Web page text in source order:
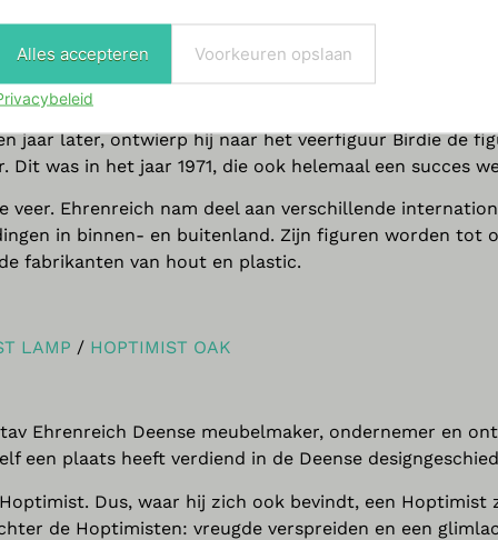
Hoptimisten te bekend geworden om de productie in
onderdeel geworden van de Deense
die hij in 1968 publiceerde in de vorm van
jaar later, ontwierp hij naar het veerfiguur Birdie de
was in het jaar 1971, die ook helemaal een succes
Ehrenreich nam deel aan verschillende
in binnen- en buitenland. Zijn figuren worden tot
fabrikanten van hout en plastic.
LAMP / HOPTIMIST OAK
Ehrenreich Deense meubelmaker, ondernemer en
een plaats heeft verdiend in de Deense
Dus, waar hij zich ook bevindt, een Hoptimist
de Hoptimisten: vreugde verspreiden en een
Alles accepteren Voorkeuren opslaan